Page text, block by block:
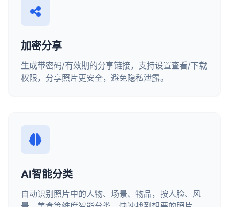
加密分享
生成带密码/有效期的分享链接，支持设置查看/下载
权限，分享照片更安全，避免隐私泄露。
AI智能分类
自动识别照片中的人物、场景、物品，按人脸、风